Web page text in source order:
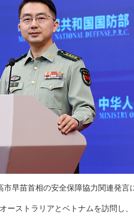
早苗首相の安全保障協力関連発言
ーストラリアとベトナムを訪問し